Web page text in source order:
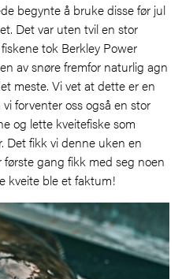
begynte å bruke disse før jul
Det var uten tvil en stor
tok Berkley Power
av snøre fremfor naturlig agn
meste. Vi vet at dette er en
forventer oss også en stor
og lette kveitefiske som
Det fikk vi denne uken en
gang fikk med seg noen
kveite ble et faktum!